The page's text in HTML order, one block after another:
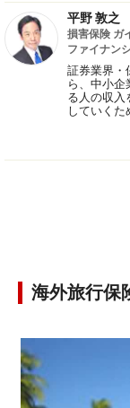
平野 敦之
損害保険 ガ
ファイナン
証券業界・
ら、中小
る人の収入
していくた
海外旅行保